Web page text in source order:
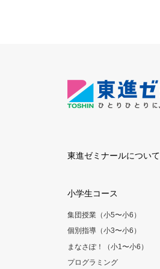
東進ゼミナールについて
小学生コース
集団授業（小5〜小6）
個別指導（小3〜小6）
まなさぽ！（小1〜小6）
プログラミング